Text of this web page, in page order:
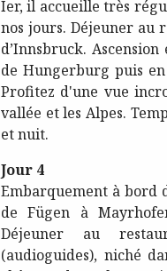
Ier, il accueille très
nos jours. Déjeuner au
d’Innsbruck.
de Hungerburg puis en
Profitez d'une vue
vallée et les Alpes.
et nuit.
Jour 4
Embarquement à bord
de Fügen à
Déjeuner au
(audioguides), niché